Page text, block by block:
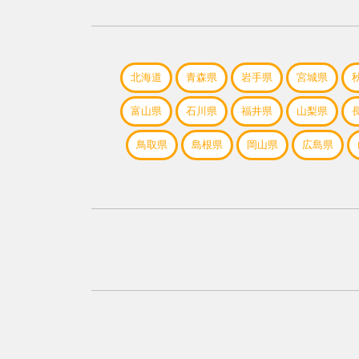
北海道 青森県 岩手県 宮城県
富山県 石川県 福井県 山梨県
鳥取県 島根県 岡山県 広島県